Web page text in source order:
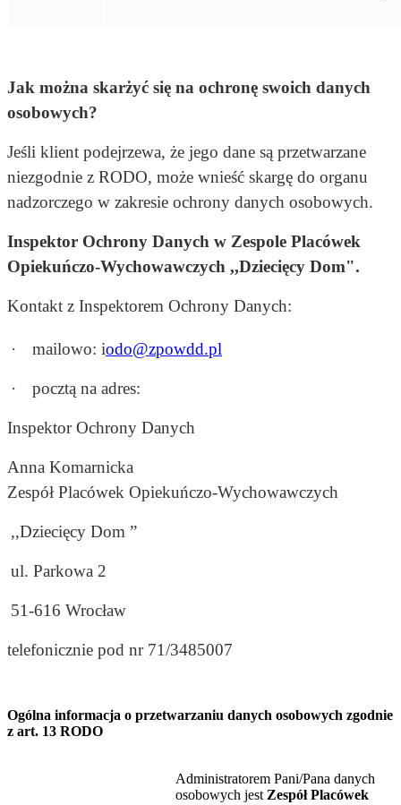
Jak można skarżyć się na ochronę swoich danych
osobowych?
Jeśli klient podejrzewa, że jego dane są przetwarzane
niezgodnie z RODO, może wnieść skargę do organu
nadzorczego w zakresie ochrony danych osobowych.
Inspektor Ochrony Danych w Zespole Placówek
Opiekuńczo-Wychowawczych ,,Dziecięcy Dom".
Kontakt z Inspektorem Ochrony Danych:
· mailowo: iodo@zpowdd.pl
· pocztą na adres:
Inspektor Ochrony Danych
Anna Komarnicka
Zespół Placówek Opiekuńczo-Wychowawczych
,,Dziecięcy Dom ”
ul. Parkowa 2
51-616 Wrocław
telefonicznie pod nr 71/3485007
Ogólna informacja o przetwarzaniu danych osobowych zgodnie
z art. 13 RODO
Administratorem Pani/Pana danych
osobowych jest Zespół Placówek